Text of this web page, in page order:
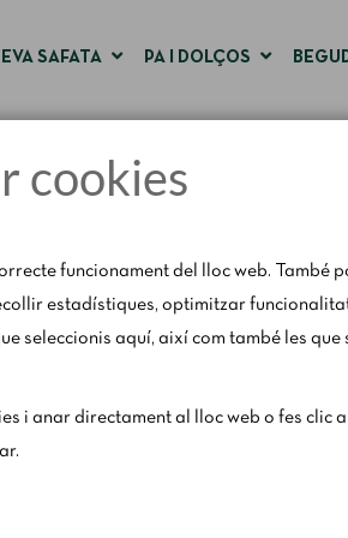
SAFATA PA I DOLÇOS
d'inici Connexió i registre
caps de setmana segons disponibilitat.
consulta, escriu-nos a
cookies
funcionament del lloc web. També
estadístiques, optimitzar
seleccionis aquí, així com també les
i anar directament al lloc web o fes clic